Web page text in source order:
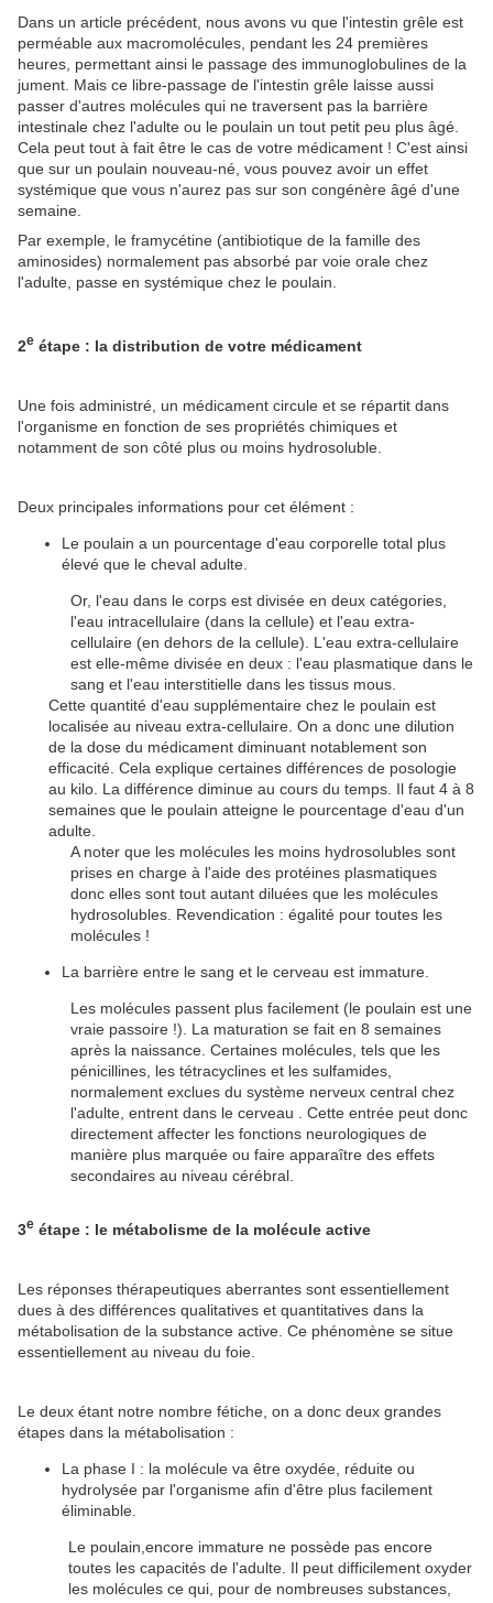
Dans un article précédent, nous avons vu que l'intestin grêle est
perméable aux macromolécules, pendant les 24 premières
heures, permettant ainsi le passage des immunoglobulines de la
jument. Mais ce libre-passage de l'intestin grêle laisse aussi
passer d'autres molécules qui ne traversent pas la barrière
intestinale chez l'adulte ou le poulain un tout petit peu plus âgé.
Cela peut tout à fait être le cas de votre médicament ! C'est ainsi
que sur un poulain nouveau-né, vous pouvez avoir un effet
systémique que vous n'aurez pas sur son congénère âgé d'une
semaine.
Par exemple, le framycétine (antibiotique de la famille des
aminosides) normalement pas absorbé par voie orale chez
l'adulte, passe en systémique chez le poulain.
2e étape : la distribution de votre médicament
Une fois administré, un médicament circule et se répartit dans
l'organisme en fonction de ses propriétés chimiques et
notamment de son côté plus ou moins hydrosoluble.
Deux principales informations pour cet élément :
Le poulain a un pourcentage d'eau corporelle total plus
élevé que le cheval adulte.
Or, l'eau dans le corps est divisée en deux catégories,
l'eau intracellulaire (dans la cellule) et l'eau extra-
cellulaire (en dehors de la cellule). L'eau extra-cellulaire
est elle-même divisée en deux : l'eau plasmatique dans le
sang et l'eau interstitielle dans les tissus mous.
Cette quantité d'eau supplémentaire chez le poulain est
localisée au niveau extra-cellulaire. On a donc une dilution
de la dose du médicament diminuant notablement son
efficacité. Cela explique certaines différences de posologie
au kilo. La différence diminue au cours du temps. Il faut 4 à 8
semaines que le poulain atteigne le pourcentage d'eau d'un
adulte.
A noter que les molécules les moins hydrosolubles sont
prises en charge à l'aide des protéines plasmatiques
donc elles sont tout autant diluées que les molécules
hydrosolubles. Revendication : égalité pour toutes les
molécules !
La barrière entre le sang et le cerveau est immature.
Les molécules passent plus facilement (le poulain est une
vraie passoire !). La maturation se fait en 8 semaines
après la naissance. Certaines molécules, tels que les
pénicillines, les tétracyclines et les sulfamides,
normalement exclues du système nerveux central chez
l'adulte, entrent dans le cerveau . Cette entrée peut donc
directement affecter les fonctions neurologiques de
manière plus marquée ou faire apparaître des effets
secondaires au niveau cérébral.
3e étape : le métabolisme de la molécule active
Les réponses thérapeutiques aberrantes sont essentiellement
dues à des différences qualitatives et quantitatives dans la
métabolisation de la substance active. Ce phénomène se situe
essentiellement au niveau du foie.
Le deux étant notre nombre fétiche, on a donc deux grandes
étapes dans la métabolisation :
La phase I : la molécule va être oxydée, réduite ou
hydrolysée par l'organisme afin d'être plus facilement
éliminable.
Le poulain,encore immature ne possède pas encore
toutes les capacités de l'adulte. Il peut difficilement oxyder
les molécules ce qui, pour de nombreuses substances,